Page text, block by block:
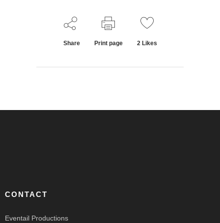
Share Print page 2Likes
CONTACT
Eventail Productions